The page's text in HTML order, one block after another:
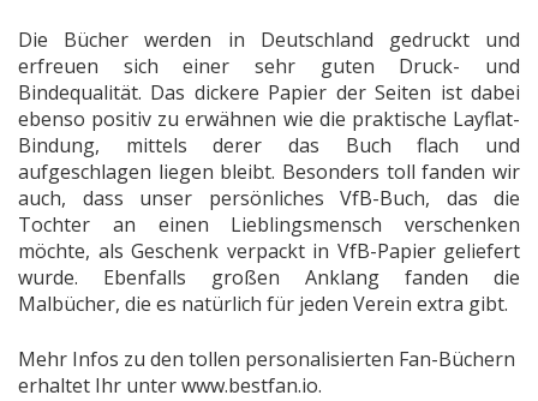
Die Bücher werden in Deutschland gedruckt und
erfreuen sich einer sehr guten Druck- und
Bindequalität. Das dickere Papier der Seiten ist dabei
ebenso positiv zu erwähnen wie die praktische Layflat-
Bindung, mittels derer das Buch flach und
aufgeschlagen liegen bleibt. Besonders toll fanden wir
auch, dass unser persönliches VfB-Buch, das die
Tochter an einen Lieblingsmensch verschenken
möchte, als Geschenk verpackt in VfB-Papier geliefert
wurde. Ebenfalls großen Anklang fanden die
Malbücher, die es natürlich für jeden Verein extra gibt.
Mehr Infos zu den tollen personalisierten Fan-Büchern
erhaltet Ihr unter www.bestfan.io.